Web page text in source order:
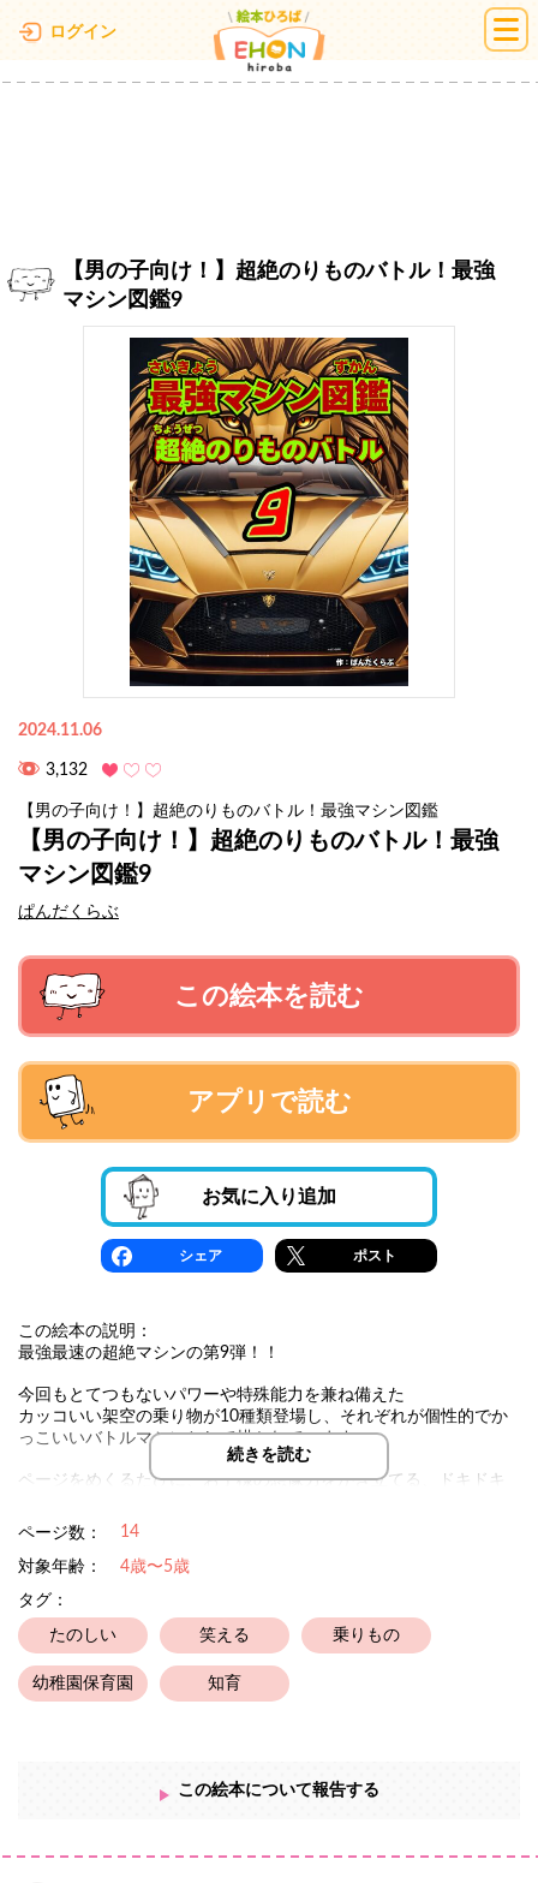
ログイン 絵本ひろば
【男の子向け！】超絶のりものバトル！最強
マシン図鑑9
2024.11.06
3,132
【男の子向け！】超絶のりものバトル！最強マシン図鑑
【男の子向け！】超絶のりものバトル！最強
マシン図鑑9
ぱんだくらぶ
この絵本を読む
アプリで読む
お気に入り追加
シェア ポスト
この絵本の説明：
最強最速の超絶マシンの第9弾！！
今回もとてつもないパワーや特殊能力を兼ね備えた
カッコいい架空の乗り物が10種類登場し、それぞれが個性的でか
っこいいバトルマシンとして描かれています。
ページをめくるたびに、お子様の想像力をかき立てる、ドキドキ
読んで楽しむだけでなく、親子で「どのマシンが一番強いか
な？」と話し合う時間も特別なひとときになるはずです！
続きを読む
ページ数： 14
対象年齢：
4歳〜5歳
タグ：
たのしい 笑える 乗りもの
幼稚園保育園 知育
この絵本について報告する